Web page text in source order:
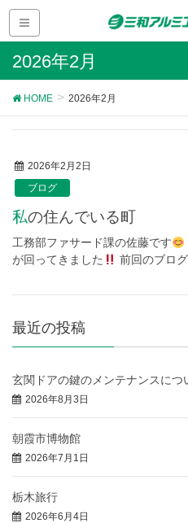
2026年2月
HOME 2026年2月
2026年2月2日
ブログ
私の住んでいる町
工務部ファサード課の佐藤です
が回ってきました
前回のブロ
最近の投稿
玄関ドアの鍵のメンテナンスにつ
2026年8月3日
朝霞市博物館
2026年7月1日
栃木旅行
2026年6月4日